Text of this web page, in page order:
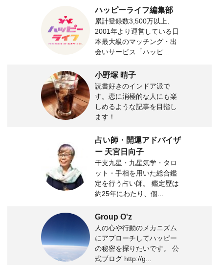
ハッピーライフ編集部
累計登録数3,500万以上、
2001年より運営している日
本最大級のマッチング・出
会いサービス「ハッピ...
小野塚 晴子
読書好きのインドア派で
す。恋に消極的な人にも楽
しめるような記事を目指し
ます！
占い師・開運アドバイザ
ー 天宮日向子
干支九星・九星気学・タロ
ット・手相を用いた総合鑑
定を行う占い師。 鑑定歴は
約25年にわたり、個...
Group O'z
人の心や行動のメカニズム
にアプローチしてハッピー
の秘密を探りたいです。 公
式ブログ http://g...